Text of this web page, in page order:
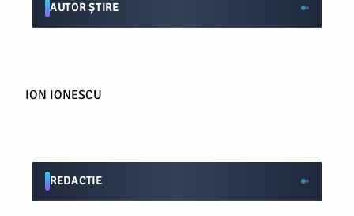
AUTOR ȘTIRE
ION IONESCU
REDACTIE